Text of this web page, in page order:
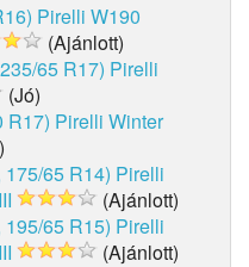
Pirelli W190
(Ajánlott)
65 R17) Pirelli
(Jó)
R17) Pirelli Winter
175/65 R14) Pirelli
(Ajánlott)
195/65 R15) Pirelli
(Ajánlott)